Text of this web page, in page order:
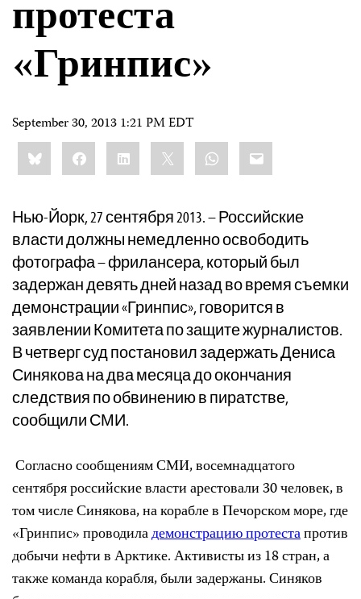
протеста
«Гринпис»
September 30, 2013 1:21 PM EDT
Share
this:BlueskyFacebookLinkedIn WhatsApp
Email
Нью-Йорк, 27 сентября 2013. – Российские
власти должны немедленно освободить
фотографа – фрилансера, который был
задержан девять дней назад во время съемки
демонстрации «Гринпис», говорится в
заявлении Комитета по защите журналистов.
В четверг суд постановил задержать Дениса
Синякова на два месяца до окончания
следствия по обвинению в пиратстве,
сообщили СМИ.
Согласно сообщениям СМИ, восемнадцатого
сентября российские власти арестовали 30 человек, в
том числе Синякова, на корабле в Печорском море, где
«Гринпис» проводиладемонстрацию протестапротив
добычи нефти в Арктике. Активисты из 18 стран, а
также команда корабля, были задержаны. Синяков